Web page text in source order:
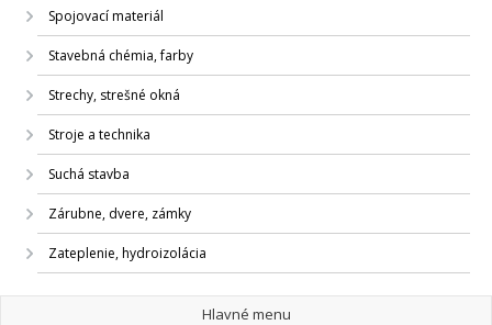
Spojovací materiál
Stavebná chémia, farby
Strechy, strešné okná
Stroje a technika
Suchá stavba
Zárubne, dvere, zámky
Zateplenie, hydroizolácia
Hlavné menu